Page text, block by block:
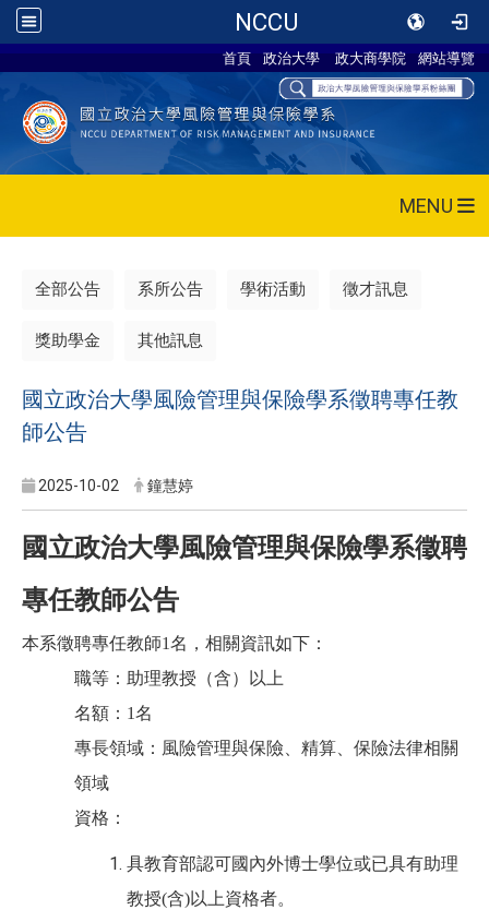
NCCU
首頁 政治大學 政大商學院 網站導覽
MENU
全部公告 系所公告 學術活動 徵才訊息
獎助學金 其他訊息
國立政治大學風險管理與保險學系徵聘專任教
師公告
2025-10-02 鐘慧婷
國立政治大學風險管理與保險學系徵聘
專任教師公告
本系徵聘專任教師1名，相關資訊如下：
職等：助理教授（含）以上
名額： 1名
專長領域：風險管理與保險、精算、保險法律相關
領域
資格：
具教育部認可國內外博士學位或已具有助理
教授(含)以上資格者。